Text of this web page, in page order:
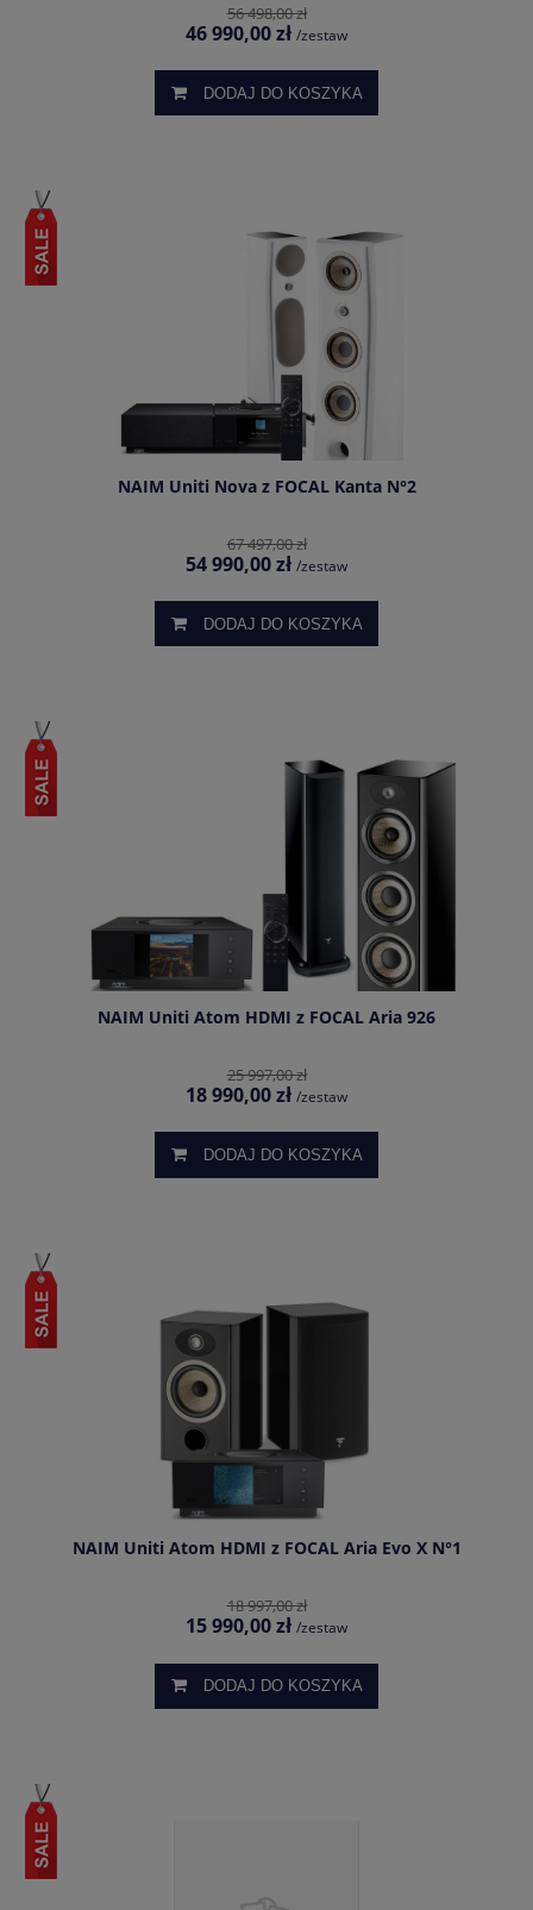
56 498,00 zł
46 990,00 zł /zestaw
DODAJ DO KOSZYKA
NAIM Uniti Nova z FOCAL Kanta N°2
67 497,00 zł
54 990,00 zł /zestaw
DODAJ DO KOSZYKA
NAIM Uniti Atom HDMI z FOCAL Aria 926
25 997,00 zł
18 990,00 zł /zestaw
DODAJ DO KOSZYKA
NAIM Uniti Atom HDMI z FOCAL Aria Evo X N°1
18 997,00 zł
15 990,00 zł /zestaw
DODAJ DO KOSZYKA